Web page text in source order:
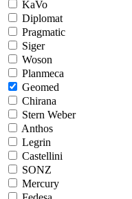
KaVo
Diplomat
Pragmatic
Siger
Woson
Planmeca
Geomed
Chirana
Stern Weber
Anthos
Legrin
Castellini
SONZ
Mercury